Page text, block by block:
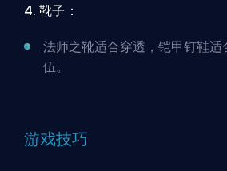
4. 靴子：
法师之靴适合穿透，铠甲钉鞋适
伍。
游戏技巧